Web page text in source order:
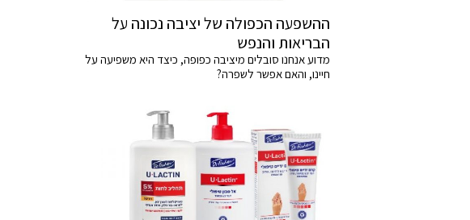
ההשפעה הכפולה של יציבה נכונה על
הבריאות והנפש
מדוע אנחנו סובלים מיציבה כפופה, כיצד היא משפיעה על
חיינו, והאם אפשר לשפרה?